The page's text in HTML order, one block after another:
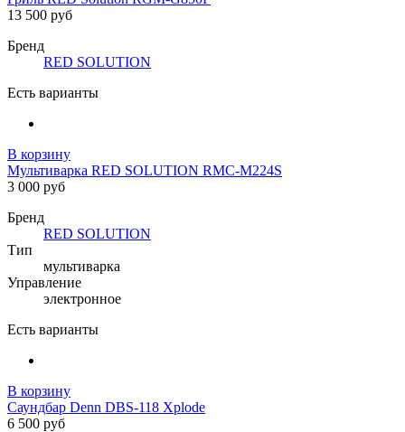
13 500 руб
Бренд
RED SOLUTION
Есть варианты
В корзину
Мультиварка RED SOLUTION RMC-M224S
3 000 руб
Бренд
RED SOLUTION
Тип
мультиварка
Управление
электронное
Есть варианты
В корзину
Саундбар Denn DBS-118 Xplode
6 500 руб